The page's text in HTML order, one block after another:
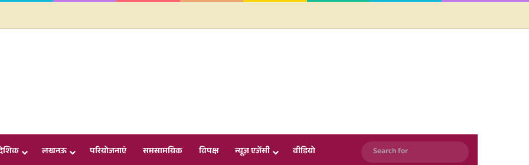
लखनऊ परियोजनाएं समसामयिक विपक्ष न्यूज़ एजेंसी वीडियो
Search